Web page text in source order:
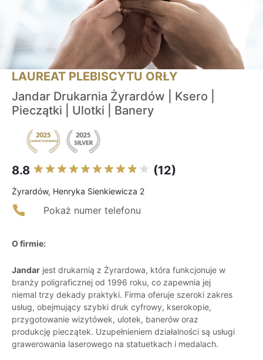
LAUREAT PLEBISCYTU ORŁY
Jandar Drukarnia Żyrardów | Ksero |
Pieczątki | Ulotki | Banery
8.8 (12)
Żyrardów, Henryka Sienkiewicza 2
Pokaż numer telefonu
O firmie:
Jandar jest drukarnią z Żyrardowa, która funkcjonuje w
branży poligraficznej od 1996 roku, co zapewnia jej
niemal trzy dekady praktyki. Firma oferuje szeroki zakres
usług, obejmujący szybki druk cyfrowy, kserokopie,
przygotowanie wizytówek, ulotek, banerów oraz
produkcję pieczątek. Uzupełnieniem działalności są usługi
grawerowania laserowego na statuetkach i medalach.